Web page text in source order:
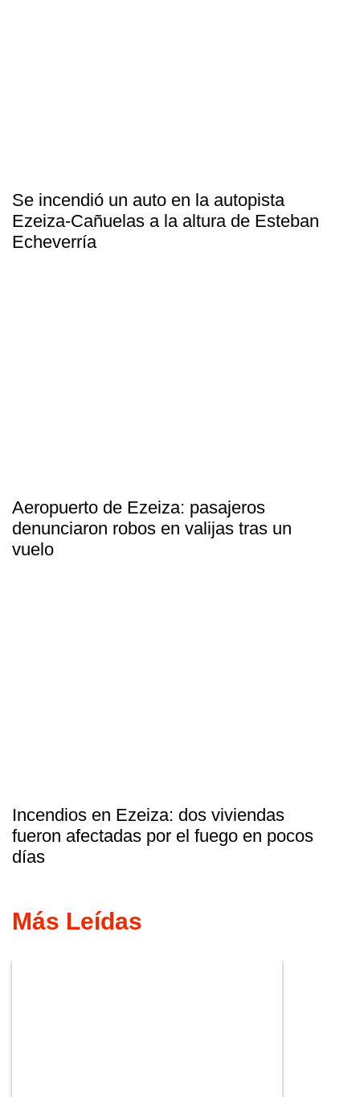
Se incendió un auto en la autopista
Ezeiza-Cañuelas a la altura de Esteban
Echeverría
Aeropuerto de Ezeiza: pasajeros
denunciaron robos en valijas tras un
vuelo
Incendios en Ezeiza: dos viviendas
fueron afectadas por el fuego en pocos
días
Más Leídas